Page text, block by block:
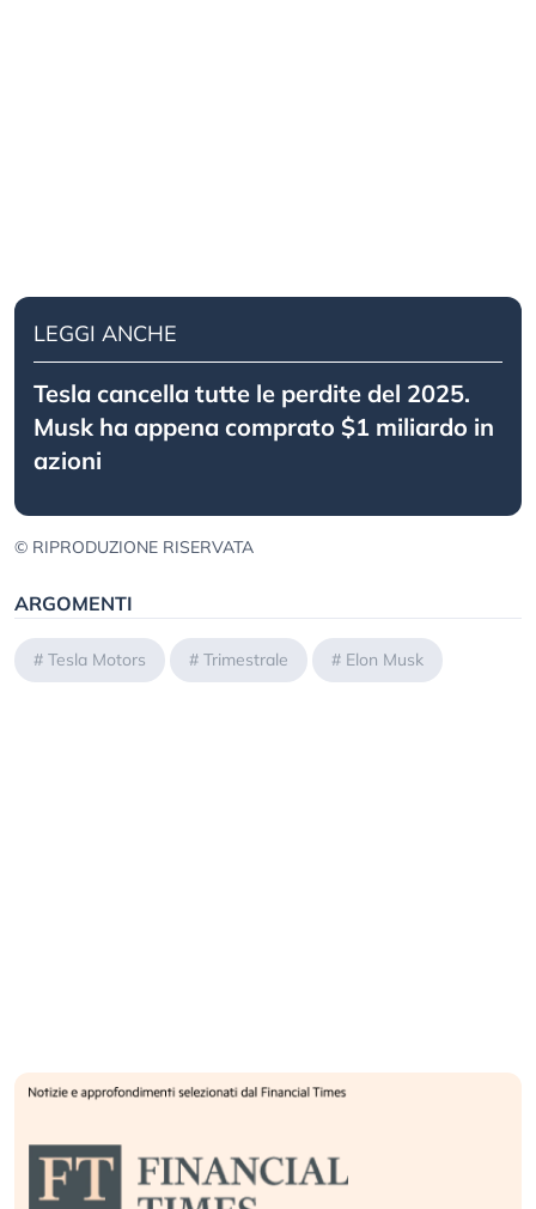
LEGGI ANCHE
Tesla cancella tutte le perdite del 2025.
Musk ha appena comprato $1 miliardo in
azioni
© RIPRODUZIONE RISERVATA
ARGOMENTI
# Tesla Motors # Trimestrale # Elon Musk